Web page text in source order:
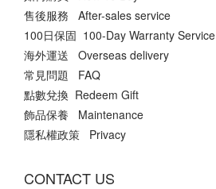
售後服務 After-sales service
100日保固 100-Day Warranty Service
海外運送 Overseas delivery
常見問題 FAQ
點數兌換 Redeem Gift
飾品保養 Maintenance
隱私權政策 Privacy
CONTACT US